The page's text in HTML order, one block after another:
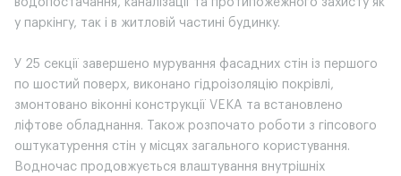
у паркінгу, так і в житловій частині будинку.
У 25 секції завершено мурування фасадних стін із першого
по шостий поверх, виконано гідроізоляцію покрівлі,
змонтовано віконні конструкції VEKA та встановлено
ліфтове обладнання. Також розпочато роботи з гіпсового
оштукатурення стін у місцях загального користування.
Водночас продовжується влаштування внутрішніх